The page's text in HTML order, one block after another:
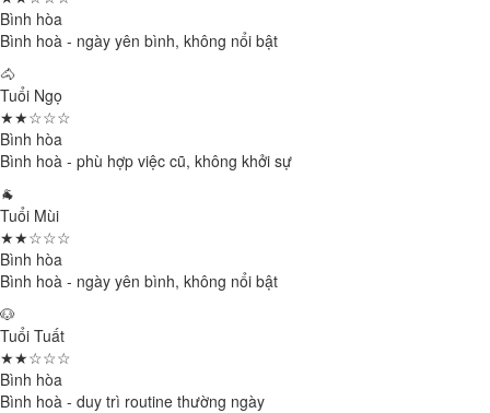
Bình hòa
Bình hoà - ngày yên bình, không nổi bật
🐴
Tuổi Ngọ
★★☆☆☆
Bình hòa
Bình hoà - phù hợp việc cũ, không khởi sự
🐐
Tuổi Mùi
★★☆☆☆
Bình hòa
Bình hoà - ngày yên bình, không nổi bật
🐶
Tuổi Tuất
★★☆☆☆
Bình hòa
Bình hoà - duy trì routine thường ngày